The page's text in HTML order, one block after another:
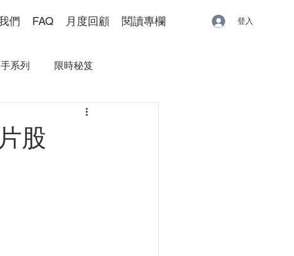
們 FAQ 月度回顧 閱讀專欄 登入
系列 限時秘笈
股